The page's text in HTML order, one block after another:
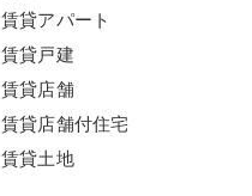
賃貸アパート
賃貸戸建
賃貸店舗
賃貸店舗付住宅
賃貸土地